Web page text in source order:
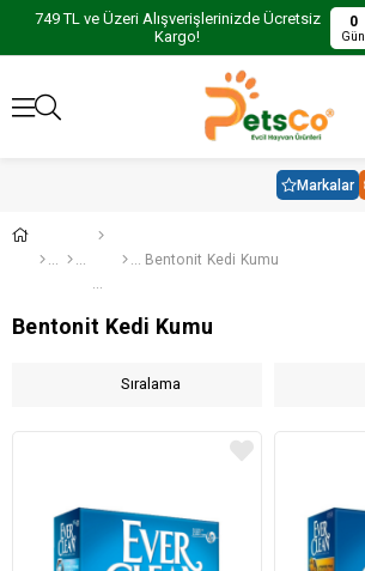
749 TL ve Üzeri Alışverişlerinizde Ücretsiz
Kargo!
0
Gün
Markalar
Bentonit Kedi Kumu
Bentonit Kedi Kumu
Sıralama